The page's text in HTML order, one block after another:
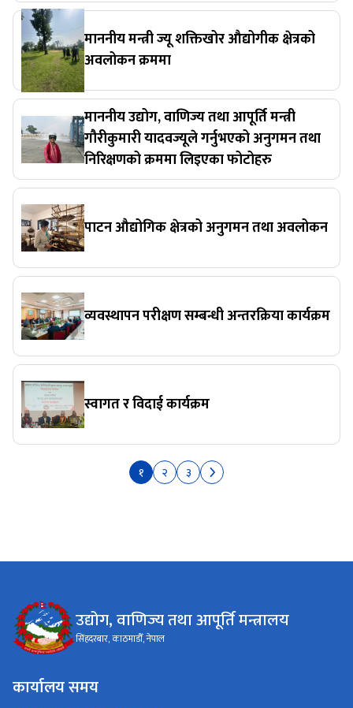
माननीय मन्त्री ज्यू शक्तिखोर औद्योगीक क्षेत्रको
अवलोकन क्रममा
माननीय उद्योग, वाणिज्य तथा आपूर्ति मन्त्री
गौरीकुमारी यादवज्यूले गर्नुभएको अनुगमन तथा
निरिक्षणको क्रममा लिइएका फोटोहरु
पाटन औद्योगिक क्षेत्रको अनुगमन तथा अवलोकन
व्यवस्थापन परीक्षण सम्बन्धी अन्तरक्रिया कार्यक्रम
स्वागत र विदाई कार्यक्रम
१ २ ३
उद्योग, वाणिज्य तथा आपूर्ति मन्त्रालय
सिंहदरबार, काठमाडौँ, नेपाल
कार्यालय समय